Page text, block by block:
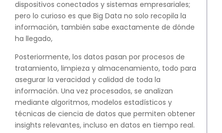
dispositivos conectados y sistemas empresariales;
pero lo curioso es que Big Data no solo recopila la
información, también sabe exactamente de dónde
ha llegado,
Posteriormente, los datos pasan por procesos de
tratamiento, limpieza y almacenamiento, todo para
asegurar la veracidad y calidad de toda la
información. Una vez procesados, se analizan
mediante algoritmos, modelos estadísticos y
técnicas de ciencia de datos que permiten obtener
insights relevantes, incluso en datos en tiempo real.